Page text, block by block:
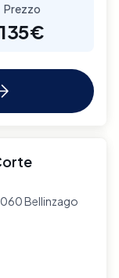
Prezzo
135€
Bellinzago